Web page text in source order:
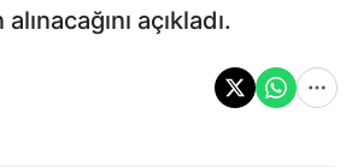
açıkladı.